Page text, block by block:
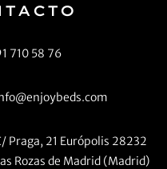
710 58 76
Praga, 21 Európolis 28232
Rozas de Madrid (Madrid)